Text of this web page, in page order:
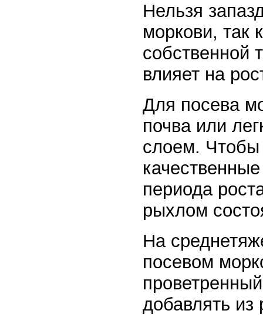
Нельзя
моркови, так
собственной
влияет на
Для посева
почва или
слоем. Чтобы
периода
рыхлом
На
посевом
добавлять из